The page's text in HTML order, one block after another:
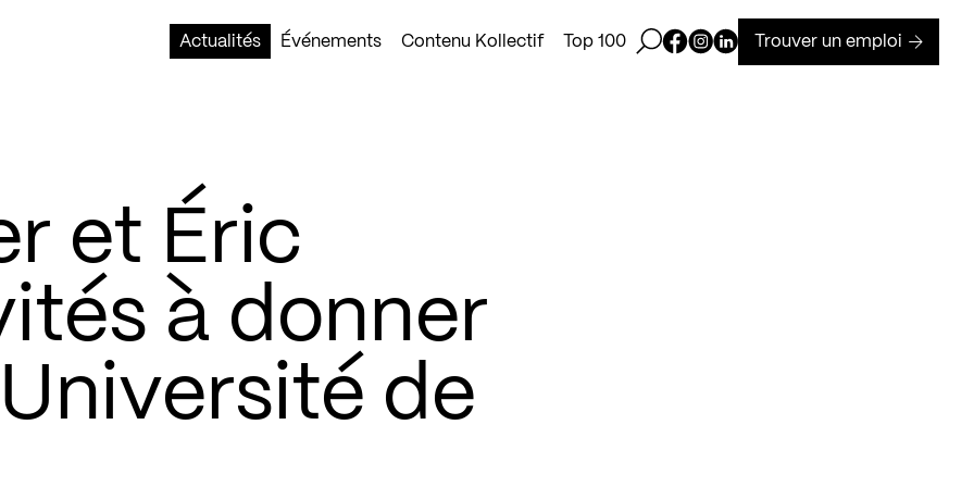
Actualités
Événements Contenu Kollectif Top 100 Ouvrir la barre de recherche
Page Facebook de Kollectif
Page Instagram de Kollectif
Page Linkedin de Kollectif
Trouver un emploi
et Éric
à donner
de